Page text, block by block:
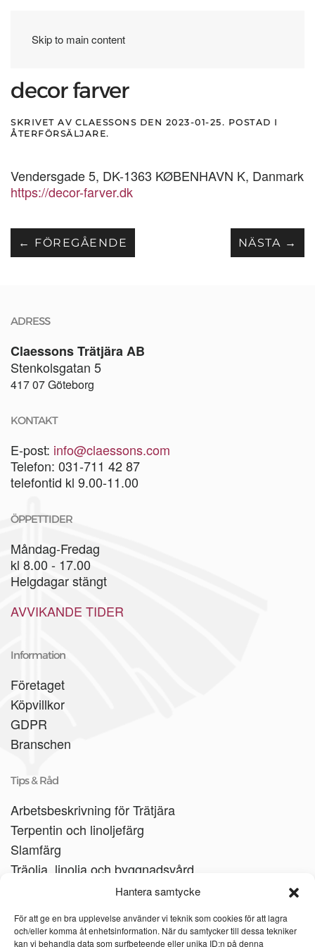
Hantera samtycke
För att ge en bra upplevelse använder vi teknik som cookies för att lagra
och/eller komma åt enhetsinformation. När du samtycker till dessa tekniker
kan vi behandla data som surfbeteende eller unika ID:n på denna
Skip to main content
decor farver
SKRIVET AV CLAESSONS DEN 2023-01-25. POSTAD I
ÅTERFÖRSÄLJARE.
Vendersgade 5, DK-1363 KØBENHAVN K, Danmark
https://decor-farver.dk
← FÖREGÅENDE NÄSTA →
ADRESS
Claessons Trätjära AB
Stenkolsgatan 5
417 07 Göteborg
KONTAKT
E-post: info@claessons.com
Telefon: 031-711 42 87
telefontid kl 9.00-11.00
ÖPPETTIDER
Måndag-Fredag
kl 8.00 - 17.00
Helgdagar stängt
AVVIKANDE TIDER
Information
Företaget
Köpvillkor
GDPR
Branschen
Tips & Råd
Arbetsbeskrivning för Trätjära
Terpentin och linoljefärg
Slamfärg
Träolja, linolja och byggnadsvård